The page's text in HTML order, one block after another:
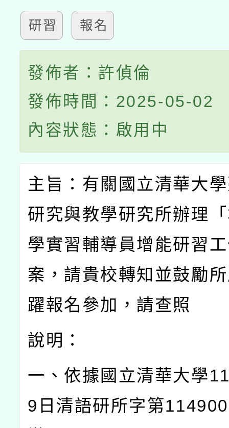
研習 報名
發佈者：許偵倫
發佈時間：2025-05-02
內容狀態：啟用中
主旨：有關國立清華大
研究與教學研究所辦理
學實習輔導員增能研習
案，請貴校轉知並鼓勵
躍報名參加，請查照
說明：
一、依據國立清華大學
9 日清語研所字第